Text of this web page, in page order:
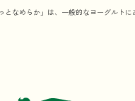
となめらか」は、一般的なヨーグル